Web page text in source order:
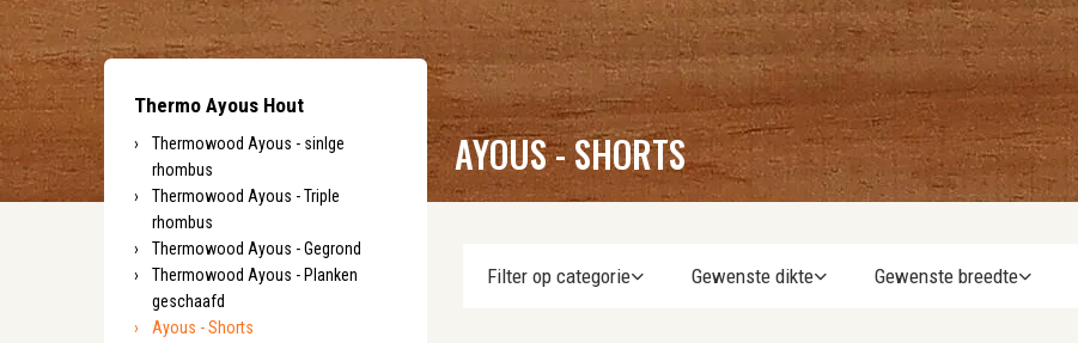
AYOUS - SHORTS
Thermo Ayous Hout
Thermowood Ayous - sinlge
rhombus
Thermowood Ayous - Triple
rhombus
Thermowood Ayous - Gegrond
Thermowood Ayous - Planken
geschaafd
Ayous - Shorts
Filter op categorie Gewenste dikte Gewenste breedte